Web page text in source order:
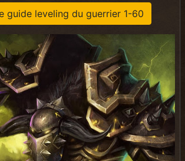
guide leveling du guerrier 1-60